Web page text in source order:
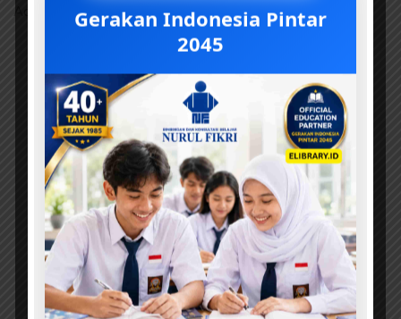
Adam. *** Gerakan Indonesia Pintar
2045